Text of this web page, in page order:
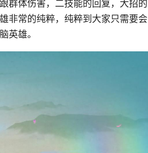
非常的纯粹，纯粹到大家只需要会
英雄。